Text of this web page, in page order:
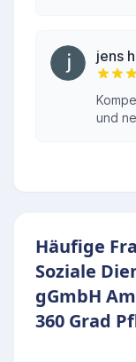
jens
und
Häufige
Soziale
gGmbH
360 Grad